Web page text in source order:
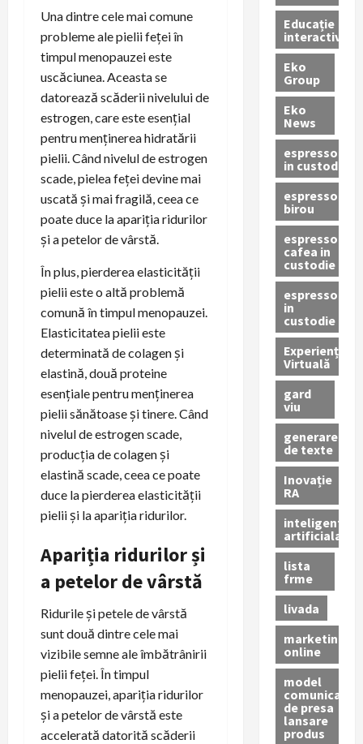
Una dintre cele mai comune
probleme ale pielii feței în
timpul menopauzei este
uscăciunea. Aceasta se
datorează scăderii nivelului de
estrogen, care este esențial
pentru menținerea hidratării
pielii. Când nivelul de estrogen
scade, pielea feței devine mai
uscată și mai fragilă, ceea ce
poate duce la apariția ridurilor
și a petelor de vârstă.
În plus, pierderea elasticității
pielii este o altă problemă
comună în timpul menopauzei.
Elasticitatea pielii este
determinată de colagen și
elastină, două proteine
esențiale pentru menținerea
pielii sănătoase și tinere. Când
nivelul de estrogen scade,
producția de colagen și
elastină scade, ceea ce poate
duce la pierderea elasticității
pielii și la apariția ridurilor.
Apariția ridurilor și
a petelor de vârstă
Ridurile și petele de vârstă
sunt două dintre cele mai
vizibile semne ale îmbătrânirii
pielii feței. În timpul
menopauzei, apariția ridurilor
și a petelor de vârstă este
accelerată datorită scăderii
Educație
interactivă
Eko
Group
Eko
News
espressoare
in custodie
espressor
birou
espressor
cafea in
custodie
espressor
in
custodie
Experiență
Virtuală
gard
viu
generare
de texte
Inovație
RA
inteligenta
artificiala
lista
frme
livada
marketing
online
model
comunicat
de presa
lansare
produs